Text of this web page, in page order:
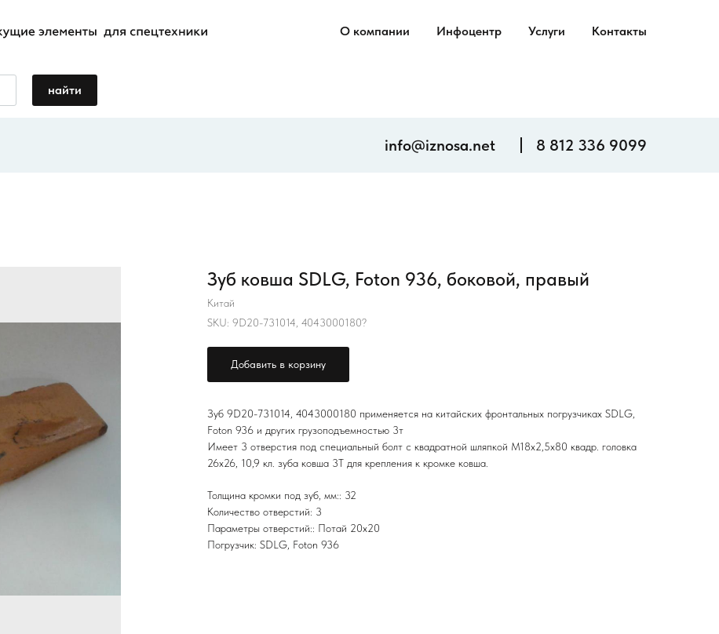
О компании Инфоцентр Услуги Контакты
найти
8 812 336 9099
info@iznosa.net
Зуб ковша SDLG, Foton 936, боковой, правый
Китай
SKU: 9D20-731014, 4043000180?
Добавить в корзину
Зуб 9D20-731014, 4043000180 применяется на китайских фронтальных погрузчиках SDLG,
Foton 936 и других грузоподъемностью 3т
Имеет 3 отверстия под специальный болт с квадратной шляпкой M18х2,5х80 квадр. головка
26х26, 10,9 кл. зуба ковша 3Т для крепления к кромке ковша.
Толщина кромки под зуб, мм:: 32
Количество отверстий: 3
Параметры отверстий:: Потай 20х20
Погрузчик: SDLG, Foton 936